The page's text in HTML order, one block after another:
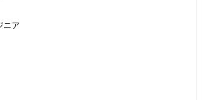
ニア